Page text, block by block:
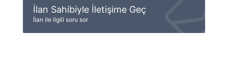
İlan Sahibiyle İletişime Geç
İlan ile ilgili soru sor